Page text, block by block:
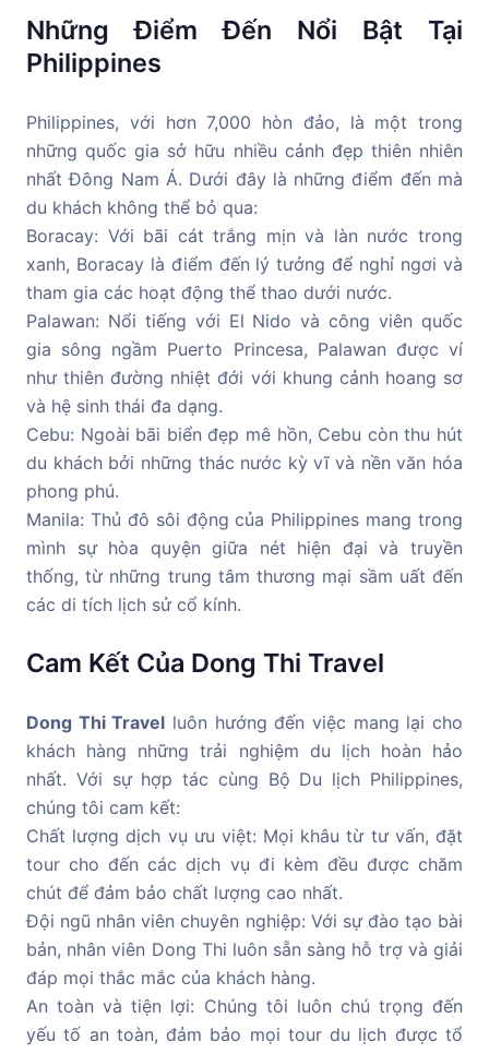
Những Điểm Đến Nổi Bật Tại
Philippines
Philippines, với hơn 7,000 hòn đảo, là một trong
những quốc gia sở hữu nhiều cảnh đẹp thiên nhiên
nhất Đông Nam Á. Dưới đây là những điểm đến mà
du khách không thể bỏ qua:
Boracay: Với bãi cát trắng mịn và làn nước trong
xanh, Boracay là điểm đến lý tưởng để nghỉ ngơi và
tham gia các hoạt động thể thao dưới nước.
Palawan: Nổi tiếng với El Nido và công viên quốc
gia sông ngầm Puerto Princesa, Palawan được ví
như thiên đường nhiệt đới với khung cảnh hoang sơ
và hệ sinh thái đa dạng.
Cebu: Ngoài bãi biển đẹp mê hồn, Cebu còn thu hút
du khách bởi những thác nước kỳ vĩ và nền văn hóa
phong phú.
Manila: Thủ đô sôi động của Philippines mang trong
mình sự hòa quyện giữa nét hiện đại và truyền
thống, từ những trung tâm thương mại sầm uất đến
các di tích lịch sử cổ kính.
Cam Kết Của Dong Thi Travel
Dong Thi Travel luôn hướng đến việc mang lại cho
khách hàng những trải nghiệm du lịch hoàn hảo
nhất. Với sự hợp tác cùng Bộ Du lịch Philippines,
chúng tôi cam kết:
Chất lượng dịch vụ ưu việt: Mọi khâu từ tư vấn, đặt
tour cho đến các dịch vụ đi kèm đều được chăm
chút để đảm bảo chất lượng cao nhất.
Đội ngũ nhân viên chuyên nghiệp: Với sự đào tạo bài
bản, nhân viên Dong Thi luôn sẵn sàng hỗ trợ và giải
đáp mọi thắc mắc của khách hàng.
An toàn và tiện lợi: Chúng tôi luôn chú trọng đến
yếu tố an toàn, đảm bảo mọi tour du lịch được tổ